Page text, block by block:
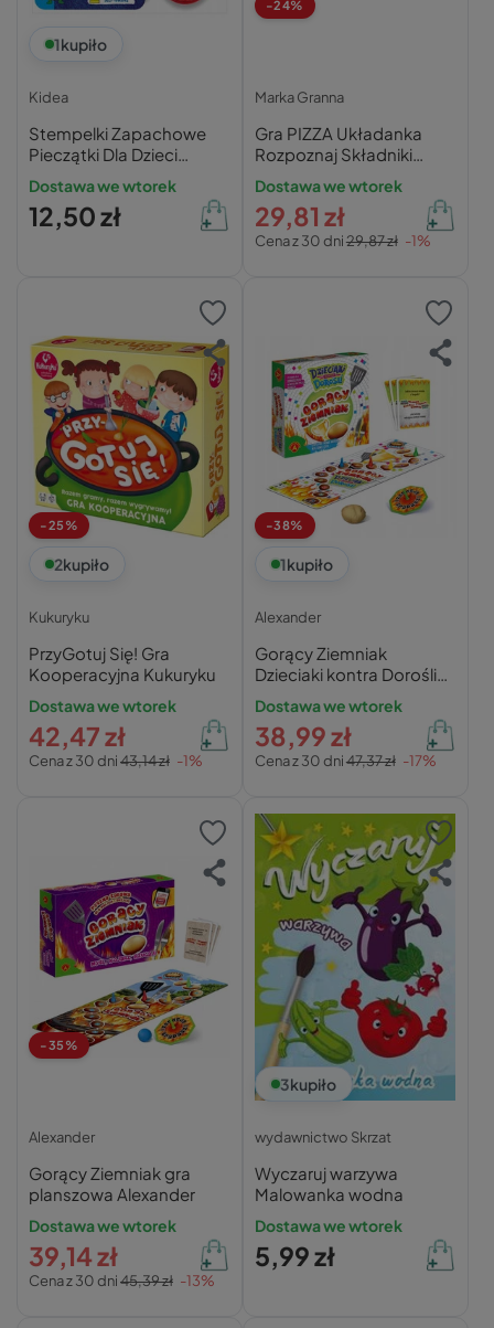
1kupiło
Kidea
Stempelki Zapachowe
Pieczątki Dla Dzieci
Owoce 9szt Kidea
Dostawa we wtorek
12,50 zł
-24%
Marka Granna
Gra PIZZA Układanka
Rozpoznaj Składniki
Stwórz Pizzę 2+ Granna
Dostawa we wtorek
Cena z 30 dni29,87 zł -1%
29,81 zł
-25%
2kupiło
Kukuryku
PrzyGotuj Się! Gra
Kooperacyjna Kukuryku
Dostawa we wtorek
Cena z 30 dni43,14 zł -1%
42,47 zł
-38%
1kupiło
Alexander
Gorący Ziemniak
Dzieciaki kontra Dorośli
8+ Alexander
Dostawa we wtorek
Cena z 30 dni47,37 zł -17%
38,99 zł
-35%
Alexander
Gorący Ziemniak gra
planszowa Alexander
Dostawa we wtorek
Cena z 30 dni45,39 zł -13%
39,14 zł
3kupiło
wydawnictwo Skrzat
Wyczaruj warzywa
Malowanka wodna
Dostawa we wtorek
5,99 zł